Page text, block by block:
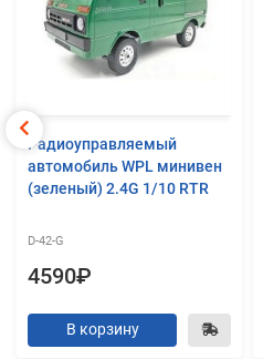
Радиоуправляемый
автомобиль WPL минивен
(зеленый) 2.4G 1/10 RTR
D-42-G
4590₽
В корзину